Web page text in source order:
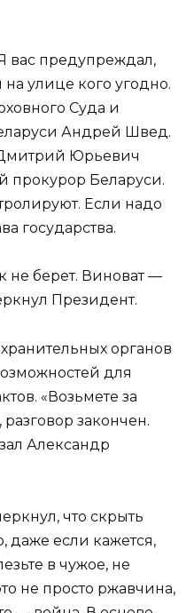
вас предупреждал,
улице кого угодно.
Суда и
Андрей Швед.
Юрьевич
прокурор Беларуси.
Если надо
государства.
не берет. Виноват —
Президент.
органов
для
«Возьмете за
закончен.
Александр
что скрыть
даже если кажется,
в чужое, не
не просто ржавчина,